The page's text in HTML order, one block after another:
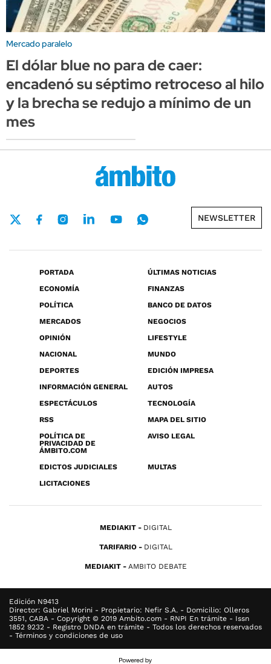
Mercado paralelo
El dólar blue no para de caer:
encadenó su séptimo retroceso al hilo
y la brecha se redujo a mínimo de un
mes
NEWSLETTER
PORTADA
ÚLTIMAS NOTICIAS
ECONOMÍA
FINANZAS
POLÍTICA
BANCO DE DATOS
MERCADOS
NEGOCIOS
OPINIÓN
LIFESTYLE
NACIONAL
MUNDO
DEPORTES
EDICIÓN IMPRESA
INFORMACIÓN GENERAL
AUTOS
ESPECTÁCULOS
TECNOLOGÍA
RSS
MAPA DEL SITIO
POLÍTICA DE
PRIVACIDAD DE
ÁMBITO.COM
AVISO LEGAL
EDICTOS JUDICIALES
MULTAS
LICITACIONES
MEDIAKIT DIGITAL
TARIFARIO DIGITAL
MEDIAKIT AMBITO DEBATE
Edición N9413
Director: Gabriel Morini - Propietario: Nefir S.A. - Domicilio: Olleros
3551, CABA - Copyright © 2019 Ambito.com - RNPI En trámite - Issn
1852 9232 - Registro DNDA en trámite - Todos los derechos reservados
- Términos y condiciones de uso